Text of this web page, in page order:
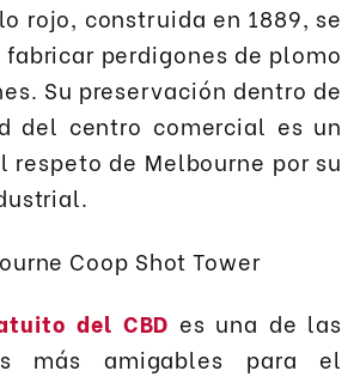
rojo, construida en 1889, se
perdigones de plomo
Su preservación dentro de
del centro comercial es un
de Melbourne por su
del CBD es una de las
más amigables para el